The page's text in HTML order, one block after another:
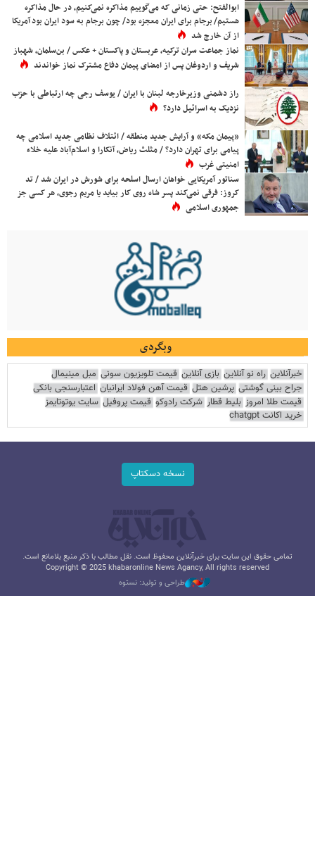
ابوالفتح: حتی زمانی که می‌گوییم مذاکره نمی‌کنیم، در حال مذاکره
هستیم/ برجام برای ایران معجزه بود/ چون برجام به سود ایران بود آمریکا
از آن خارج شد
نماز جماعت سران ترکیه، عربستان و پاکستان + عکس / بن‌سلمان، شهباز
شریف و اردوغان پس از امضای پیمان دفاع مشترک نماز خواندند
راز دشمنی وزیرخارجه لبنان با ایران / یوسف رجی چه ارتباطی با حزب
نزدیک به اسرائیل دارد؟
«پیمان مکه» و آرایش جدید منطقه / ائتلاف نظامی جدید اسلامی چه
پیامی برای تهران دارد؟ / مثلث ریاض، آنکارا و اسلام‌آباد علیه خلاء
امنیتی غرب
سناتور آمریکایی خواهان ارسال اسلحه برای شورش در ایران شد / تد
کروز: فرقی نمی‌کند پسر شاه روی کار بیاید یا مریم رجوی، هر کسی جز
جمهوری اسلامی
وبگردی
خبرآنلاین راه نو آنلاین بازی آنلاین قیمت تلویزیون سونی مبل مینیمال
جراح بینی گوشتی پرشین هتل قیمت آهن فولاد ایرانیان اعتبارسنجی بانکی
قیمت طلا امروز بلیط قطار شرکت رادوکو قیمت پروفیل سایت یوتوتایمز
خرید اکانت chatgpt
نسخه دسکتاپ
تمامی حقوق این سایت برای خبرآنلاین محفوظ است. نقل مطالب با ذکر منبع بلامانع است.
Copyright © 2025 khabaronline News Agancy, All rights reserved
طراحی و تولید: نستوه